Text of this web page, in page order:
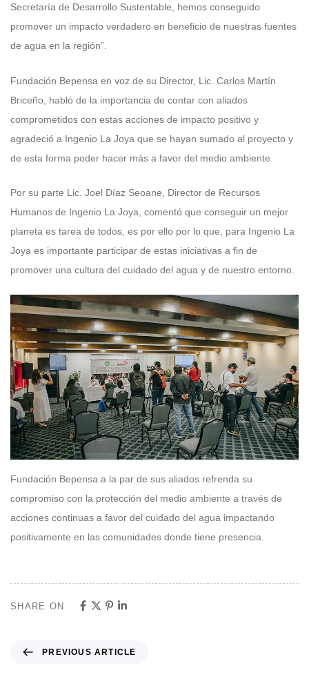
Secretaría de Desarrollo Sustentable, hemos conseguido
promover un impacto verdadero en beneficio de nuestras fuentes
de agua en la región”.
Fundación Bepensa en voz de su Director, Lic. Carlos Martín
Briceño, habló de la importancia de contar con aliados
comprometidos con estas acciones de impacto positivo y
agradeció a Ingenio La Joya que se hayan sumado al proyecto y
de esta forma poder hacer más a favor del medio ambiente.
Por su parte Lic. Joel Díaz Seoane, Director de Recursos
Humanos de Ingenio La Joya, comentó que conseguir un mejor
planeta es tarea de todos, es por ello por lo que, para Ingenio La
Joya es importante participar de estas iniciativas a fin de
promover una cultura del cuidado del agua y de nuestro entorno.
Fundación Bepensa a la par de sus aliados refrenda su
compromiso con la protección del medio ambiente a través de
acciones continuas a favor del cuidado del agua impactando
positivamente en las comunidades donde tiene presencia.
SHARE ON
PREVIOUS ARTICLE